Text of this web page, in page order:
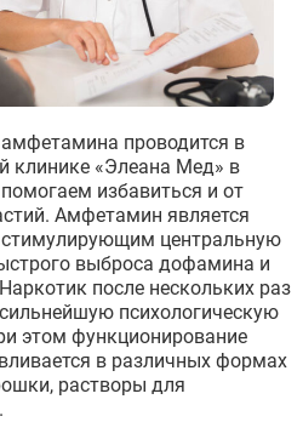
проводится в
клинике «Элеана Мед» в
избавиться и от
Амфетамин является
центральную
выброса дофамина и
после нескольких раз
психологическую
этом функционирование
в различных формах
растворы для